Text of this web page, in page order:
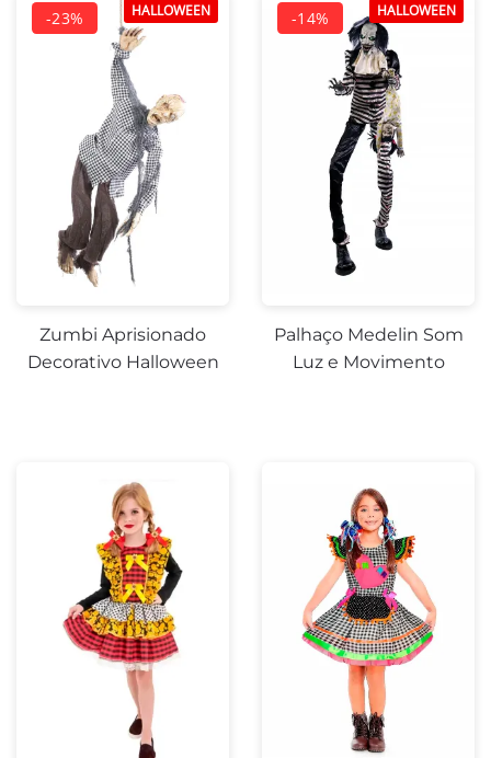
HALLOWEEN
Zumbi Aprisionado
Decorativo Halloween
HALLOWEEN
Palhaço Medelin Som
Luz e Movimento